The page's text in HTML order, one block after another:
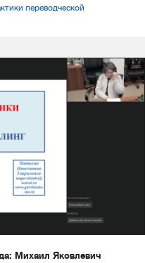
переводческой
Михаил Яковлевич